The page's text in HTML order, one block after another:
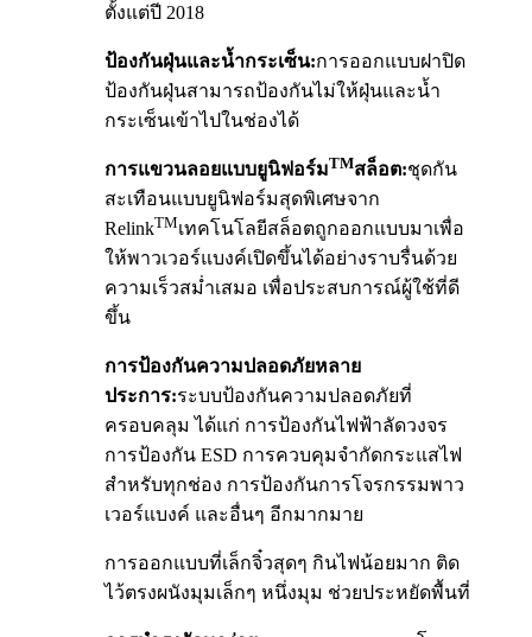
ตั้งแต่ปี 2018
ป้องกันฝุ่นและน้ำกระเซ็น:การออกแบบฝาปิด
ป้องกันฝุ่นสามารถป้องกันไม่ให้ฝุ่นและน้ำ
กระเซ็นเข้าไปในช่องได้
การแขวนลอยแบบยูนิฟอร์มTMสล็อต:ชุดกัน
สะเทือนแบบยูนิฟอร์มสุดพิเศษจาก
RelinkTMเทคโนโลยีสล็อตถูกออกแบบมาเพื่อ
ให้พาวเวอร์แบงค์เปิดขึ้นได้อย่างราบรื่นด้วย
ความเร็วสม่ำเสมอ เพื่อประสบการณ์ผู้ใช้ที่ดี
ขึ้น
การป้องกันความปลอดภัยหลาย
ประการ:ระบบป้องกันความปลอดภัยที่
ครอบคลุม ได้แก่ การป้องกันไฟฟ้าลัดวงจร
การป้องกัน ESD การควบคุมจำกัดกระแสไฟ
สำหรับทุกช่อง การป้องกันการโจรกรรมพาว
เวอร์แบงค์ และอื่นๆ อีกมากมาย
การออกแบบที่เล็กจิ๋วสุดๆ กินไฟน้อยมาก ติด
ไว้ตรงผนังมุมเล็กๆ หนึ่งมุม ช่วยประหยัดพื้นที่